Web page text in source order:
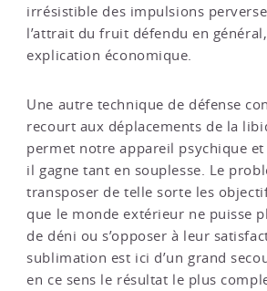
irrésistible des impulsions
l’attrait du fruit défendu en
explication économique.
Une autre technique de défense
recourt aux déplacements de la
permet notre appareil psychique et
il gagne tant en souplesse. Le
transposer de telle sorte les
que le monde extérieur ne puisse
de déni ou s’opposer à leur
sublimation est ici d’un grand
en ce sens le résultat le plus